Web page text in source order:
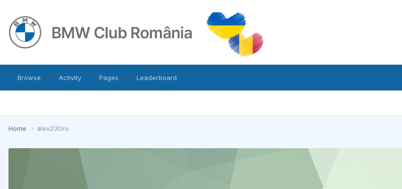
Browse Activity Pages Leaderboard
Home alex230ro